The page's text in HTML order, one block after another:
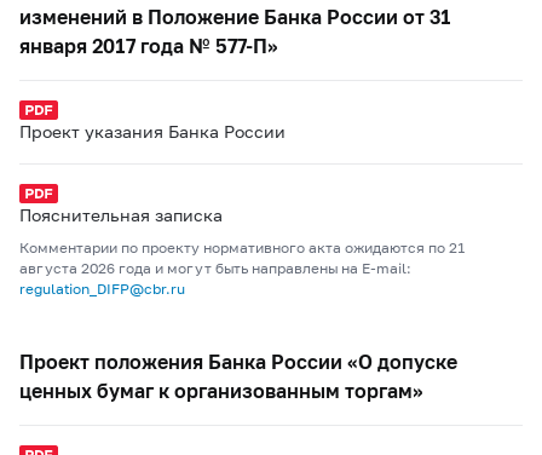
изменений в Положение Банка России от 31
января 2017 года № 577-П»
Проект указания Банка России
Пояснительная записка
Комментарии по проекту нормативного акта ожидаются по 21
августа 2026 года и могут быть направлены на E-mail:
regulation_DIFP@cbr.ru
Проект положения Банка России «О допуске
ценных бумаг к организованным торгам»